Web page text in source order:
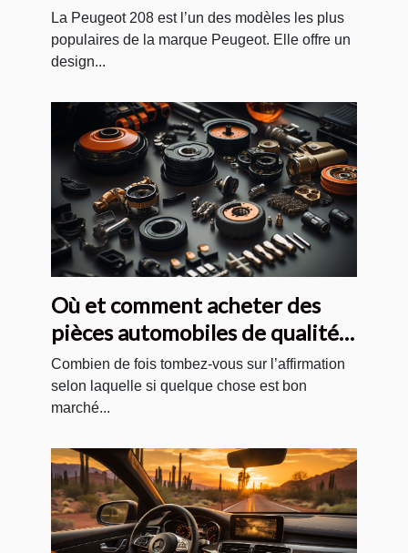
La Peugeot 208 est l’un des modèles les plus
populaires de la marque Peugeot. Elle offre un
design...
Où et comment acheter des
pièces automobiles de qualité
et pas chères ?
Combien de fois tombez-vous sur l’affirmation
selon laquelle si quelque chose est bon
marché...